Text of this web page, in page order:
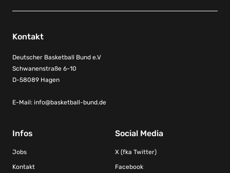
Kontakt
Deutscher Basketball Bund e.V
Schwanenstraße 6-10
D-58089 Hagen
E-Mail: info@basketball-bund.de
Infos
Jobs
Kontakt
Social Media
X (fka Twitter)
Facebook